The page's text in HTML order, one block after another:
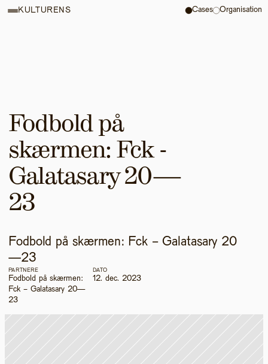
Fodbold på
skærmen: Fck -
Galatasary 20—
23
Fodbold på skærmen: Fck - Galatasary 20
—23
PARTNERE
Fodbold på skærmen:
Fck - Galatasary 20—
23
DATO
12. dec. 2023
KULTURENS Cases Organisation